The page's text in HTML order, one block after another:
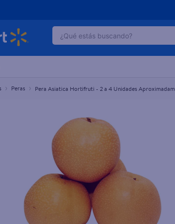
¿Qué estás buscando?
Peras Pera Asiatica Hortifruti - 2 a 4 Unidades
Hortifruti - 2 a 4 Unidades Aproximadamente, precio
TÉRMINOS MÁS BUSCADOS
2.
dove uv
4.
huggies
pantene mascarilla
hellmanns
7.
refrigerador
8.
ventilador
pampers